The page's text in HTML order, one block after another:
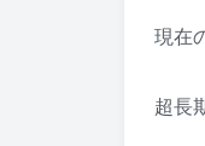
現在
超長